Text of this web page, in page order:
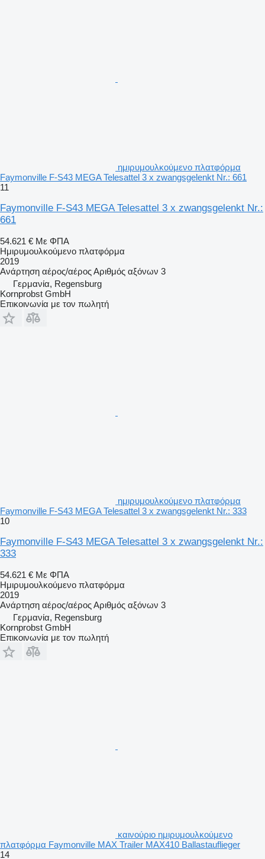
ημιρυμουλκούμενο πλατφόρμα
Faymonville F-S43 MEGA Telesattel 3 x zwangsgelenkt Nr.: 661
11
Faymonville F-S43 MEGA Telesattel 3 x zwangsgelenkt Nr.:
661
54.621 € Με ΦΠΑ
Ημιρυμουλκούμενο πλατφόρμα
2019
Ανάρτηση αέρος/αέροςΑριθμός αξόνων 3
Γερμανία, Regensburg
Kornprobst GmbH
Επικοινωνία με τον πωλητή
ημιρυμουλκούμενο πλατφόρμα
Faymonville F-S43 MEGA Telesattel 3 x zwangsgelenkt Nr.: 333
10
Faymonville F-S43 MEGA Telesattel 3 x zwangsgelenkt Nr.:
333
54.621 € Με ΦΠΑ
Ημιρυμουλκούμενο πλατφόρμα
2019
Ανάρτηση αέρος/αέροςΑριθμός αξόνων 3
Γερμανία, Regensburg
Kornprobst GmbH
Επικοινωνία με τον πωλητή
καινούριο ημιρυμουλκούμενο
πλατφόρμα Faymonville MAX Trailer MAX410 Ballastauflieger
14